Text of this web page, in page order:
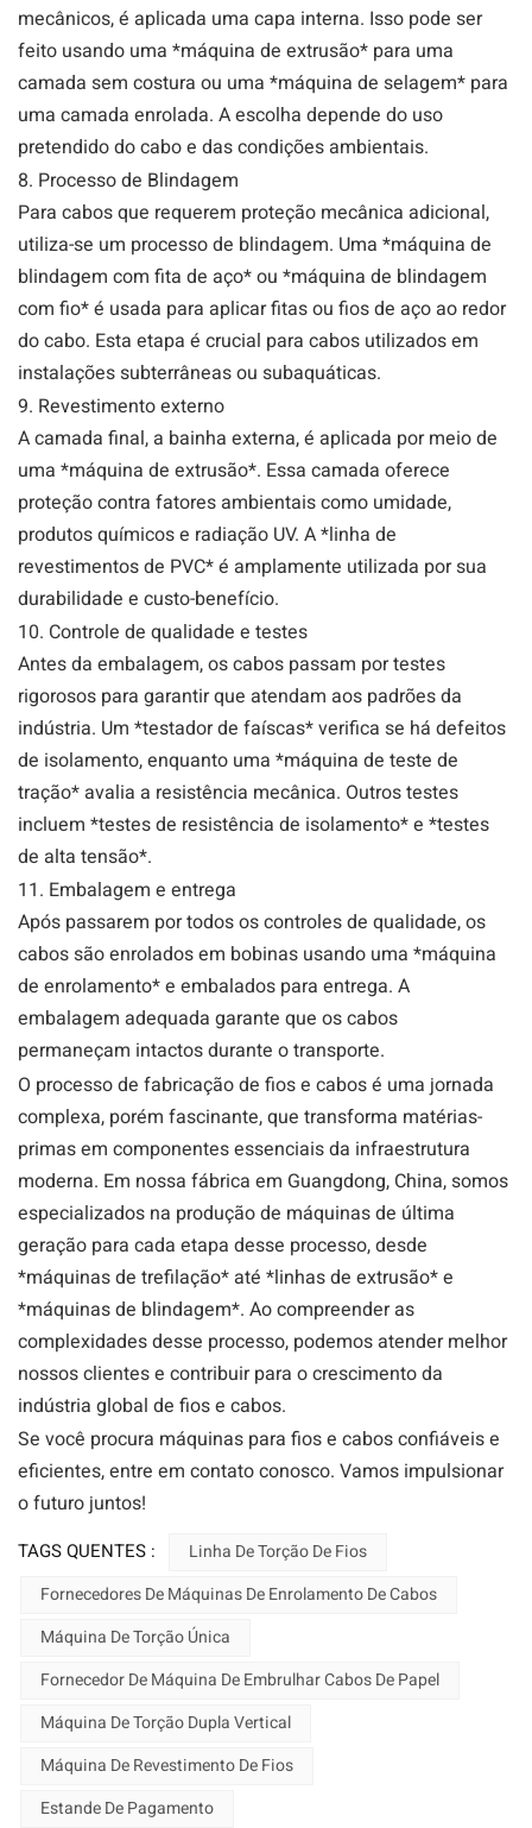
mecânicos, é aplicada uma capa interna. Isso pode ser
feito usando uma *máquina de extrusão* para uma
camada sem costura ou uma *máquina de selagem* para
uma camada enrolada. A escolha depende do uso
pretendido do cabo e das condições ambientais.
8. Processo de Blindagem
Para cabos que requerem proteção mecânica adicional,
utiliza-se um processo de blindagem. Uma *máquina de
blindagem com fita de aço* ou *máquina de blindagem
com fio* é usada para aplicar fitas ou fios de aço ao redor
do cabo. Esta etapa é crucial para cabos utilizados em
instalações subterrâneas ou subaquáticas.
9. Revestimento externo
A camada final, a bainha externa, é aplicada por meio de
uma *máquina de extrusão*. Essa camada oferece
proteção contra fatores ambientais como umidade,
produtos químicos e radiação UV. A *linha de
revestimentos de PVC* é amplamente utilizada por sua
durabilidade e custo-benefício.
10. Controle de qualidade e testes
Antes da embalagem, os cabos passam por testes
rigorosos para garantir que atendam aos padrões da
indústria. Um *testador de faíscas* verifica se há defeitos
de isolamento, enquanto uma *máquina de teste de
tração* avalia a resistência mecânica. Outros testes
incluem *testes de resistência de isolamento* e *testes
de alta tensão*.
11. Embalagem e entrega
Após passarem por todos os controles de qualidade, os
cabos são enrolados em bobinas usando uma *máquina
de enrolamento* e embalados para entrega. A
embalagem adequada garante que os cabos
permaneçam intactos durante o transporte.
O processo de fabricação de fios e cabos é uma jornada
complexa, porém fascinante, que transforma matérias-
primas em componentes essenciais da infraestrutura
moderna. Em nossa fábrica em Guangdong, China, somos
especializados na produção de máquinas de última
geração para cada etapa desse processo, desde
*máquinas de trefilação* até *linhas de extrusão* e
*máquinas de blindagem*. Ao compreender as
complexidades desse processo, podemos atender melhor
nossos clientes e contribuir para o crescimento da
indústria global de fios e cabos.
Se você procura máquinas para fios e cabos confiáveis ​​e
eficientes, entre em contato conosco. Vamos impulsionar
o futuro juntos!
TAGS QUENTES :
Linha De Torção De Fios
Fornecedores De Máquinas De Enrolamento De Cabos
Máquina De Torção Única
Fornecedor De Máquina De Embrulhar Cabos De Papel
Máquina De Torção Dupla Vertical
Máquina De Revestimento De Fios
Estande De Pagamento